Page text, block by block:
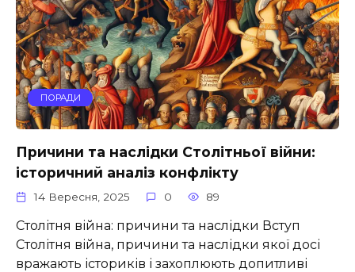
ПОРАДИ
Причини та наслідки Столітньої війни:
історичний аналіз конфлікту
14 Вересня, 2025 0 89
Столітня війна: причини та наслідки Вступ
Столітня війна, причини та наслідки якої досі
вражають істориків і захоплюють допитливі